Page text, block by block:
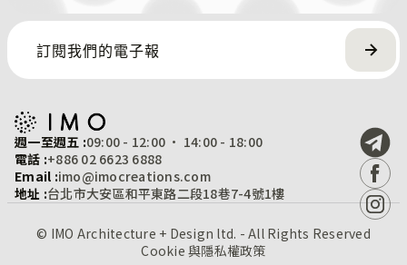
週一至週五 :09:00 - 12:00 · 14:00 - 18:00
電話 :+886 02 6623 6888
Email :imo@imocreations.com
地址 :台北市大安區和平東路二段18巷7-4號1樓
© IMO Architecture + Design ltd. - All Rights Reserved
Cookie 與隱私權政策